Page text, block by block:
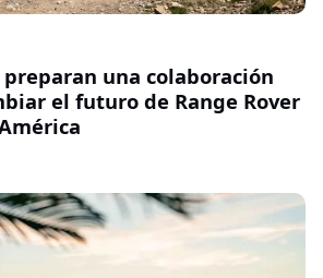
preparan una colaboración
el futuro de Range Rover